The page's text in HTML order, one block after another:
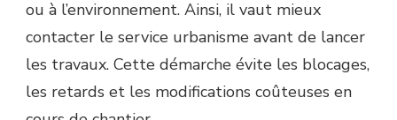
ou à l’environnement. Ainsi, il vaut mieux
contacter le service urbanisme avant de lancer
les travaux. Cette démarche évite les blocages,
les retards et les modifications coûteuses en